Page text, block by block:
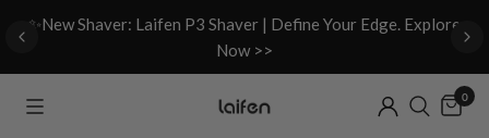
✨New Shaver: Laifen P3 Shaver | Define Your Edge. Explore
Now >>
0